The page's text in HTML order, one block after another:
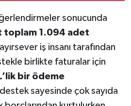
sonucunda
toplam 1.094 adet
iş insanı tarafından
birlikte faturalar için
bir ödeme
sayesinde çok sayıda